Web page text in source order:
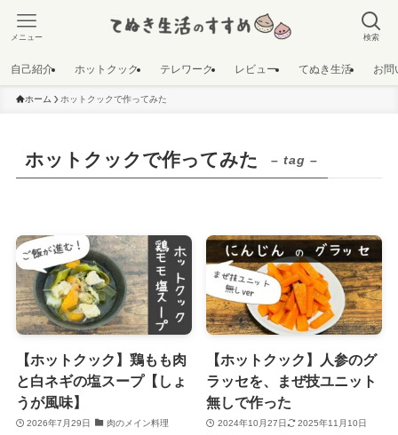
検索
メニュー
自己紹介 ホットクック テレワーク レビュー てぬき生活 お問
ホーム ホットクックで作ってみた
ホットクックで作ってみた – tag –
【ホットクック】鶏もも肉
と白ネギの塩スープ【しょ
うが風味】
2026年7月29日 肉のメイン料理
【ホットクック】人参のグ
ラッセを、まぜ技ユニット
無しで作った
2024年10月27日
2025年11月10日